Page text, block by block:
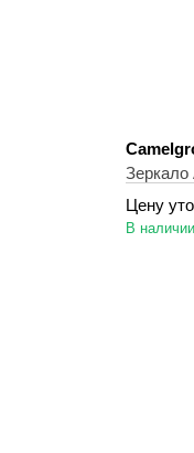
Зеркало
Цену
В наличии